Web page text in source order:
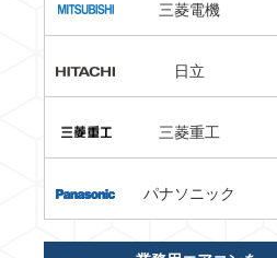
三菱電機
日立
三菱重工
パナソニック